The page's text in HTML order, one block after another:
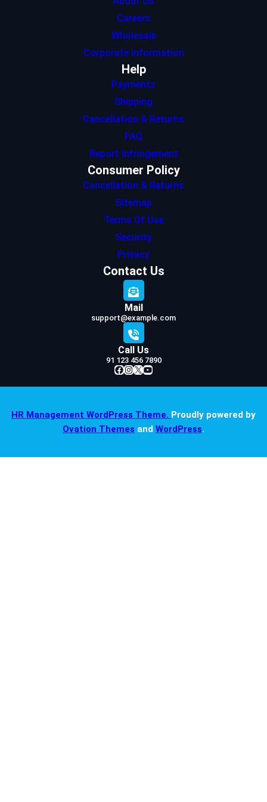
Careers
Wholesale
Corporate Information
Help
Payments
Shipping
Cancellation & Returns
FAQ
Report Infringement
Consumer Policy
Cancellation & Returns
Sitemap
Terms Of Use
Security
Privacy
Contact Us
Mail
support@example.com
Call Us
91 123 456 7890
Facebook InstagramX YouTube
HR Management WordPress Theme. Proudly powered by
Ovation Themes and WordPress.